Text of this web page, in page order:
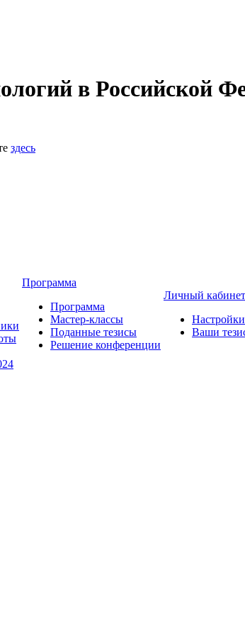
в Российской
здесь
Программа
Программа
Мастер-классы
Поданные тезисы
Решение конференции
Личный кабинет
Настройки
Ваши